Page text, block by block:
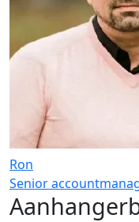
Ron
Senior